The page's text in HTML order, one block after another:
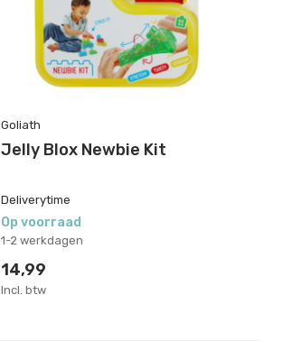
Goliath
Jelly Blox Newbie Kit
Deliverytime
Op voorraad
1-2 werkdagen
14,99
Incl. btw